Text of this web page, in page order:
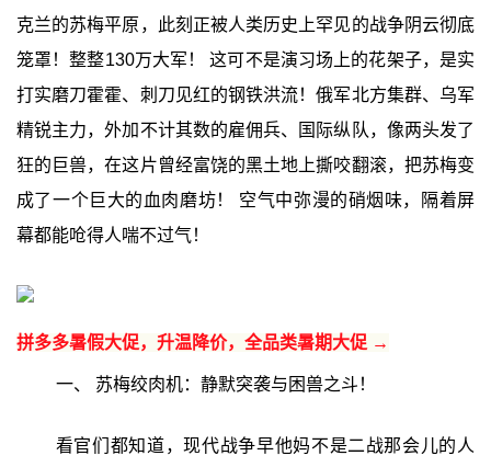
克兰的苏梅平原，此刻正被人类历史上罕见的战争阴云彻底
笼罩！整整130万大军！ 这可不是演习场上的花架子，是实
打实磨刀霍霍、刺刀见红的钢铁洪流！俄军北方集群、乌军
精锐主力，外加不计其数的雇佣兵、国际纵队，像两头发了
狂的巨兽，在这片曾经富饶的黑土地上撕咬翻滚，把苏梅变
成了一个巨大的血肉磨坊！ 空气中弥漫的硝烟味，隔着屏
幕都能呛得人喘不过气！
拼多多暑假大促，升温降价，全品类暑期大促 →
一、 苏梅绞肉机：静默突袭与困兽之斗！
看官们都知道，现代战争早他妈不是二战那会儿的人